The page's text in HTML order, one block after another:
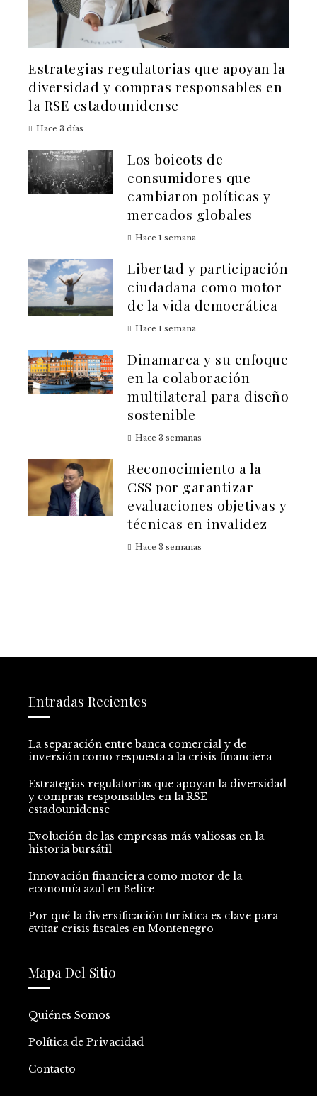
Estrategias regulatorias que apoyan la
diversidad y compras responsables en
la RSE estadounidense
Hace 3 días
Los boicots de
consumidores que
cambiaron políticas y
mercados globales
Hace 1 semana
Libertad y participación
ciudadana como motor
de la vida democrática
Hace 1 semana
Dinamarca y su enfoque
en la colaboración
multilateral para diseño
sostenible
Hace 3 semanas
Reconocimiento a la
CSS por garantizar
evaluaciones objetivas y
técnicas en invalidez
Hace 3 semanas
Entradas Recientes
La separación entre banca comercial y de
inversión como respuesta a la crisis financiera
Estrategias regulatorias que apoyan la diversidad
y compras responsables en la RSE
estadounidense
Evolución de las empresas más valiosas en la
historia bursátil
Innovación financiera como motor de la
economía azul en Belice
Por qué la diversificación turística es clave para
evitar crisis fiscales en Montenegro
Mapa Del Sitio
Quiénes Somos
Política de Privacidad
Contacto